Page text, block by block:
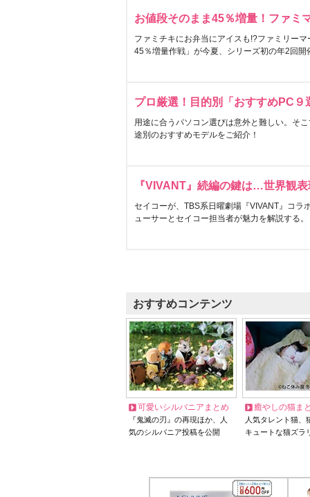
お値段そのまま45％増量！ファミ
ファミチキにお弁当にアイスも!?ファミリー
45％増量作戦」が今夏、シリーズ初の年2回開
プロ厳選！目的別「おすすめPC９
用途に合うパソコン選びは意外と難しい。そ
途別のおすすめモデルをご紹介！
『VIVANT』続編の鍵は…世界観
セイコーが、TBS系日曜劇場『VIVANT』コラ
ューサーとセイコー担当者が魅力を解説する。
おすすめコンテンツ
可愛いシルバニアまとめ
『鬼滅の刃』の再現ほか、人
気のシルバニア投稿を公開
癒やしの猫ま
人気タレント猫
キュートな猫ズラ